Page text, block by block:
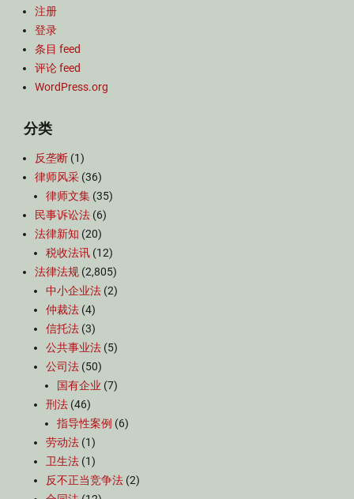
注册
登录
条目 feed
评论 feed
WordPress.org
分类
反垄断 (1)
律师风采 (36)
律师文集 (35)
民事诉讼法 (6)
法律新知 (20)
税收法讯 (12)
法律法规 (2,805)
中小企业法 (2)
仲裁法 (4)
信托法 (3)
公共事业法 (5)
公司法 (50)
国有企业 (7)
刑法 (46)
指导性案例 (6)
劳动法 (1)
卫生法 (1)
反不正当竞争法 (2)